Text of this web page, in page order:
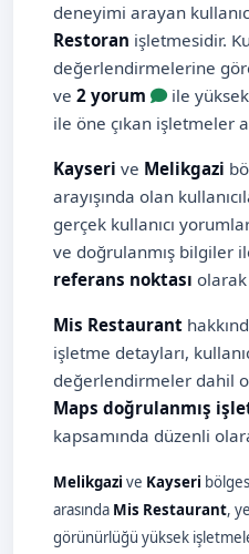
deneyimi arayan
Restoran işletmesidir.
değerlendirmelerine
ve 2 yorum
ile yüksek
ile öne çıkan işletmeler
Kayseri ve Melikgazi
arayışında olan
gerçek kullanıcı
ve doğrulanmış bilgiler
referans noktası
Mis Restaurant
işletme detayları,
değerlendirmeler dahil
Maps doğrulanmış
kapsamında düzenli
Melikgazi ve Kayseri
arasında Mis Restaurant,
görünürlüğü yüksek